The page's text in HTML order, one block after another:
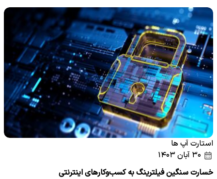
استارت آپ ها
خسارت سنگین فیلترینگ به کسب‌وکارهای اینترنتی